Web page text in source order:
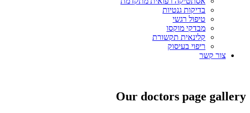
בדיקות גנטיות
טיפול רגשי
מבדקי מוקסו
קלינאית תקשורת
ריפוי בעיסוק
צור קשר
Our doctors page gallery